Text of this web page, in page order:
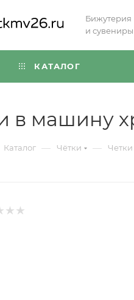
Бижутерия
и
КАТАЛОГ
в машину
Каталог — Чётки —